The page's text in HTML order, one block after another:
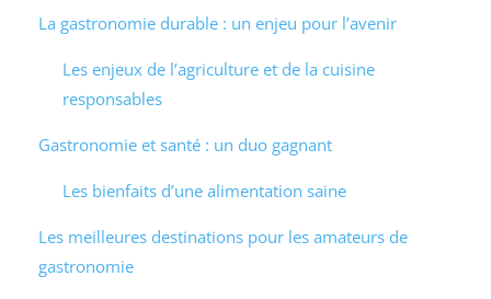
La gastronomie durable : un enjeu pour l’avenir
Les enjeux de l’agriculture et de la cuisine
responsables
Gastronomie et santé : un duo gagnant
Les bienfaits d’une alimentation saine
Les meilleures destinations pour les amateurs de
gastronomie